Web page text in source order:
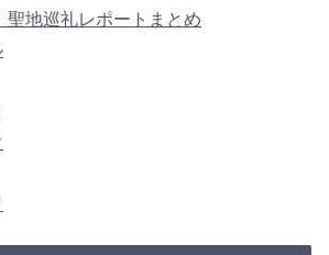
聖地巡礼レポートまとめ